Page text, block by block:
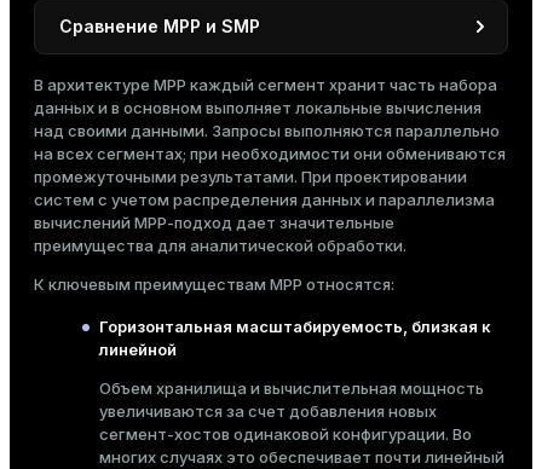
Сравнение MPP и SMP
Ресурсная модель
Shared-nothing: независимые CPU, память
и хранение
Несколько CPU, работающих с общей
памятью и общим хранилищем
В архитектуре MPP каждый сегмент хранит часть набора
данных и в основном выполняет локальные вычисления
над своими данными. Запросы выполняются параллельно
на всех сегментах; при необходимости они обмениваются
промежуточными результатами. При проектировании
систем с учетом распределения данных и параллелизма
вычислений MPP-подход дает значительные
преимущества для аналитической обработки.
К ключевым преимуществам MPP относятся:
Горизонтальная масштабируемость, близкая к
линейной
Объем хранилища и вычислительная мощность
увеличиваются за счет добавления новых
сегмент-хостов одинаковой конфигурации. Во
многих случаях это обеспечивает почти линейный